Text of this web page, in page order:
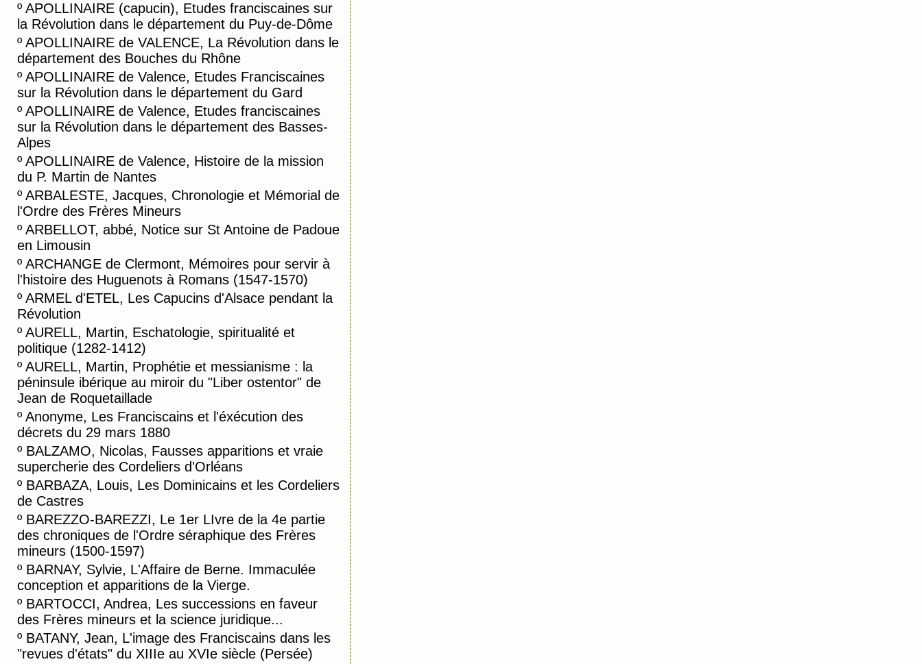
º APOLLINAIRE (capucin), Etudes franciscaines sur
la Révolution dans le département du Puy-de-Dôme
º APOLLINAIRE de VALENCE, La Révolution dans le
département des Bouches du Rhône
º APOLLINAIRE de Valence, Etudes Franciscaines
sur la Révolution dans le département du Gard
º APOLLINAIRE de Valence, Etudes franciscaines
sur la Révolution dans le département des Basses-
Alpes
º APOLLINAIRE de Valence, Histoire de la mission
du P. Martin de Nantes
º ARBALESTE, Jacques, Chronologie et Mémorial de
l'Ordre des Frères Mineurs
º ARBELLOT, abbé, Notice sur St Antoine de Padoue
en Limousin
º ARCHANGE de Clermont, Mémoires pour servir à
l'histoire des Huguenots à Romans (1547-1570)
º ARMEL d'ETEL, Les Capucins d'Alsace pendant la
Révolution
º AURELL, Martin, Eschatologie, spiritualité et
politique (1282-1412)
º AURELL, Martin, Prophétie et messianisme : la
péninsule ibérique au miroir du "Liber ostentor" de
Jean de Roquetaillade
º Anonyme, Les Franciscains et l'éxécution des
décrets du 29 mars 1880
º BALZAMO, Nicolas, Fausses apparitions et vraie
supercherie des Cordeliers d'Orléans
º BARBAZA, Louis, Les Dominicains et les Cordeliers
de Castres
º BAREZZO-BAREZZI, Le 1er LIvre de la 4e partie
des chroniques de l'Ordre séraphique des Frères
mineurs (1500-1597)
º BARNAY, Sylvie, L'Affaire de Berne. Immaculée
conception et apparitions de la Vierge.
º BARTOCCI, Andrea, Les successions en faveur
des Frères mineurs et la science juridique...
º BATANY, Jean, L'image des Franciscains dans les
"revues d'états" du XIIIe au XVIe siècle (Persée)